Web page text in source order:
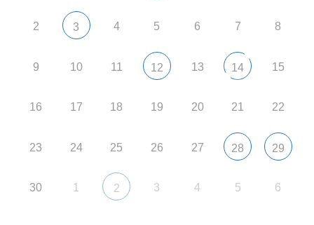
2 3 4 5 6 7 8
9 10 11 12 13 14 15
16 17 18 19 20 21 22
23 24 25 26 27 28 29
30 1 2 3 4 5 6